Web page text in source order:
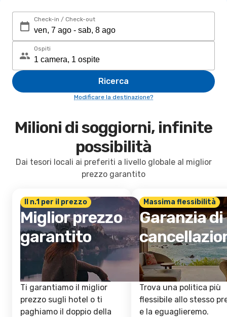
Check-in / Check-out
Ospiti
Ricerca
Modificare la destinazione?
Milioni di soggiorni, infinite
possibilità
Dai tesori locali ai preferiti a livello globale al miglior
prezzo garantito
Il n.1 per il prezzo
Miglior prezzo
garantito
Ti garantiamo il miglior
prezzo sugli hotel o ti
paghiamo il doppio della
Massima flessibilità
Garanzia di
Trova una politica più
flessibile allo stesso
e la eguaglieremo.